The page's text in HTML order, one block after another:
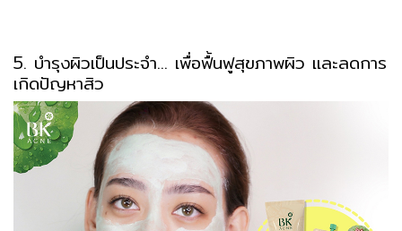
5. บำรุงผิวเป็นประจำ... เพื่อฟื้นฟูสุขภาพผิว และลดการ
เกิดปัญหาสิว